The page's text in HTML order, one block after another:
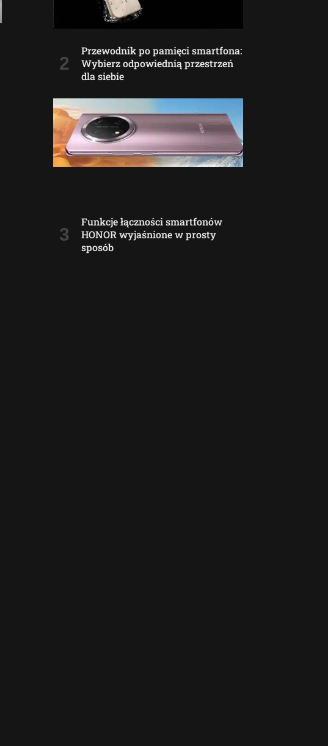
Przewodnik po pamięci smartfona:
Wybierz odpowiednią przestrzeń
dla siebie
Funkcje łączności smartfonów
HONOR wyjaśnione w prosty
sposób